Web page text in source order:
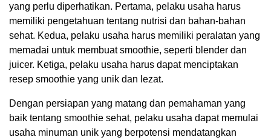
yang perlu diperhatikan. Pertama, pelaku usaha harus
memiliki pengetahuan tentang nutrisi dan bahan-bahan
sehat. Kedua, pelaku usaha harus memiliki peralatan yang
memadai untuk membuat smoothie, seperti blender dan
juicer. Ketiga, pelaku usaha harus dapat menciptakan
resep smoothie yang unik dan lezat.
Dengan persiapan yang matang dan pemahaman yang
baik tentang smoothie sehat, pelaku usaha dapat memulai
usaha minuman unik yang berpotensi mendatangkan